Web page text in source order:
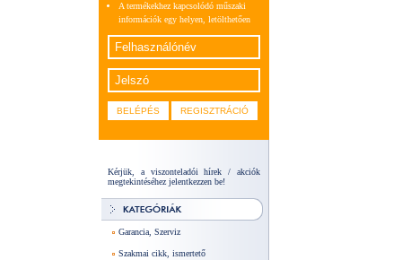
A termékekhez kapcsolódó műszaki
információk egy helyen, letölthetően
Kérjük, a viszonteladói hírek / akciók
megtekintéséhez jelentkezzen be!
Garancia, Szerviz
Szakmai cikk, ismertető